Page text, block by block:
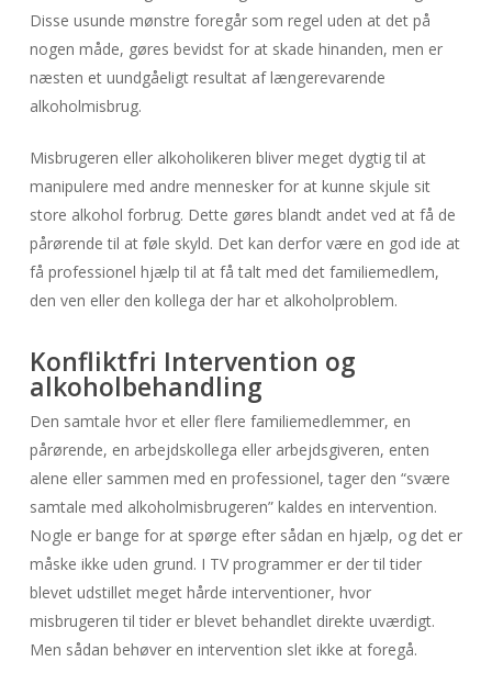
Disse usunde mønstre foregår som regel uden at det på
nogen måde, gøres bevidst for at skade hinanden, men er
næsten et uundgåeligt resultat af længerevarende
alkoholmisbrug.
Misbrugeren eller alkoholikeren bliver meget dygtig til at
manipulere med andre mennesker for at kunne skjule sit
store alkohol forbrug. Dette gøres blandt andet ved at få de
pårørende til at føle skyld. Det kan derfor være en god ide at
få professionel hjælp til at få talt med det familiemedlem,
den ven eller den kollega der har et alkoholproblem.
Konfliktfri Intervention og
alkoholbehandling
Den samtale hvor et eller flere familiemedlemmer, en
pårørende, en arbejdskollega eller arbejdsgiveren, enten
alene eller sammen med en professionel, tager den “svære
samtale med alkoholmisbrugeren” kaldes en intervention.
Nogle er bange for at spørge efter sådan en hjælp, og det er
måske ikke uden grund. I TV programmer er der til tider
blevet udstillet meget hårde interventioner, hvor
misbrugeren til tider er blevet behandlet direkte uværdigt.
Men sådan behøver en intervention slet ikke at foregå.